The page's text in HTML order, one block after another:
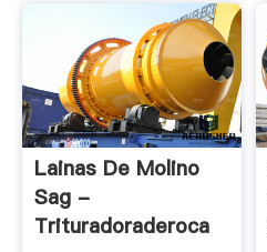
Lainas De Molino
Sag -
Trituradoraderoca